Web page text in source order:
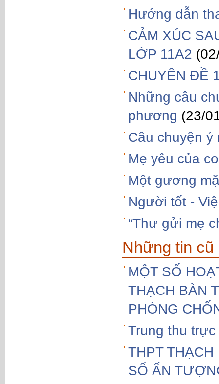
Hướng dẫn
CẢM XÚC
LỚP 11A2
CHUYÊN ĐỀ
Những câu
phương (23/
Câu chuyện ý
Mẹ yêu của
Một gương
Người tốt -
“Thư gửi mẹ
Những tin cũ
MỘT SỐ
THẠCH BÀN
PHÒNG
Trung thu
THPT
SỐ ẤN